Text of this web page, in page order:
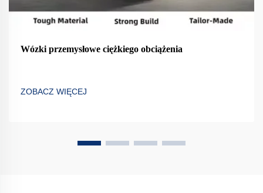
Wózki przemysłowe ciężkiego obciążenia
ZOBACZ WIĘCEJ